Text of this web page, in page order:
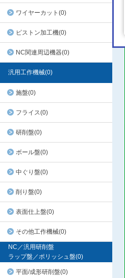
ワイヤーカット(0)
ピストン加工機(0)
NC関連周辺機器(0)
汎用工作機械(0)
施盤(0)
フライス(0)
研削盤(0)
ボール盤(0)
中ぐり盤(0)
削り盤(0)
表面仕上盤(0)
その他工作機械(0)
NC／汎用研削盤
ラップ盤／ポリッシュ盤(0)
平面/成形研削盤(0)